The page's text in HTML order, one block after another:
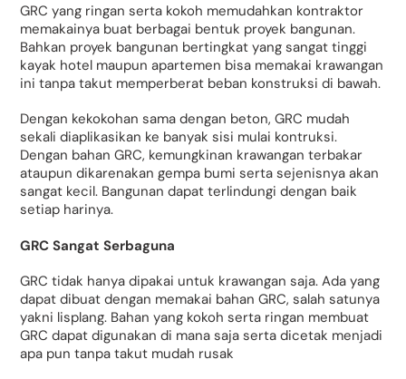
GRC yang ringan serta kokoh memudahkan kontraktor
memakainya buat berbagai bentuk proyek bangunan.
Bahkan proyek bangunan bertingkat yang sangat tinggi
kayak hotel maupun apartemen bisa memakai krawangan
ini tanpa takut memperberat beban konstruksi di bawah.
Dengan kekokohan sama dengan beton, GRC mudah
sekali diaplikasikan ke banyak sisi mulai kontruksi.
Dengan bahan GRC, kemungkinan krawangan terbakar
ataupun dikarenakan gempa bumi serta sejenisnya akan
sangat kecil. Bangunan dapat terlindungi dengan baik
setiap harinya.
GRC Sangat Serbaguna
GRC tidak hanya dipakai untuk krawangan saja. Ada yang
dapat dibuat dengan memakai bahan GRC, salah satunya
yakni lisplang. Bahan yang kokoh serta ringan membuat
GRC dapat digunakan di mana saja serta dicetak menjadi
apa pun tanpa takut mudah rusak